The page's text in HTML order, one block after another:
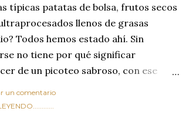
típicas patatas de bolsa, frutos secos
llenos de grasas
Todos hemos estado ahí. Sin
no tiene por qué significar
de un picoteo sabroso, con ese
al horno van a cambiar por
un comentario